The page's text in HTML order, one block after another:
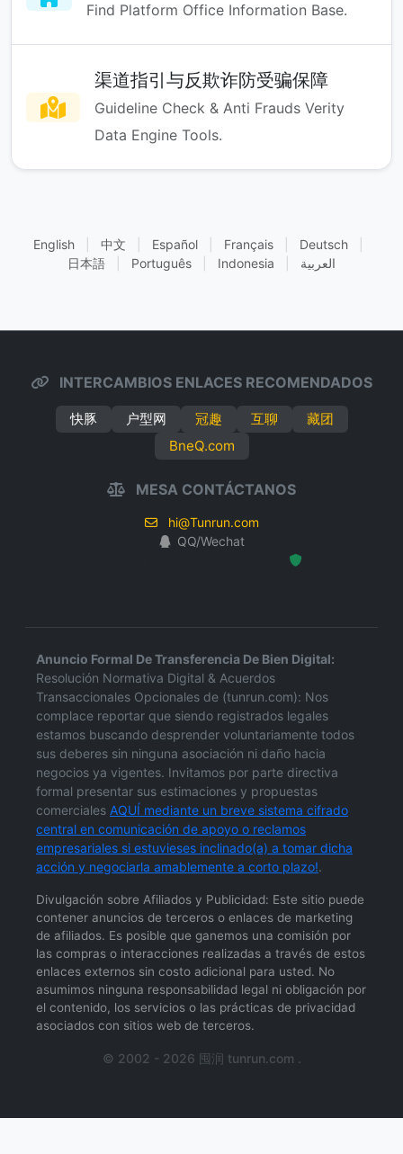
Find Platform Office Information Base.
渠道指引与反欺诈防受骗保障
Guideline Check & Anti Frauds Verity
Data Engine Tools.
English 中文 Español Français Deutsch
日本語
Português Indonesia العربية
INTERCAMBIOS ENLACES RECOMENDADOS
快豚 户型网 冠趣 互聊
藏团
BneQ.com
MESA CONTÁCTANOS
hi@Tunrun.com
QQ/Wechat
Anuncio Formal De Transferencia De Bien Digital:
Resolución Normativa Digital & Acuerdos
Transaccionales Opcionales de (tunrun.com): Nos
complace reportar que siendo registrados legales
estamos buscando desprender voluntariamente todos
sus deberes sin ninguna asociación ni daño hacia
negocios ya vigentes. Invitamos por parte directiva
formal presentar sus estimaciones y propuestas
comerciales AQUÍ mediante un breve sistema cifrado
central en comunicación de apoyo o reclamos
empresariales si estuvieses inclinado(a) a tomar dicha
acción y negociarla amablemente a corto plazo!.
Divulgación sobre Afiliados y Publicidad: Este sitio puede
contener anuncios de terceros o enlaces de marketing
de afiliados. Es posible que ganemos una comisión por
las compras o interacciones realizadas a través de estos
enlaces externos sin costo adicional para usted. No
asumimos ninguna responsabilidad legal ni obligación por
el contenido, los servicios o las prácticas de privacidad
asociados con sitios web de terceros.
© 2002 - 2026 囤润 tunrun.com .